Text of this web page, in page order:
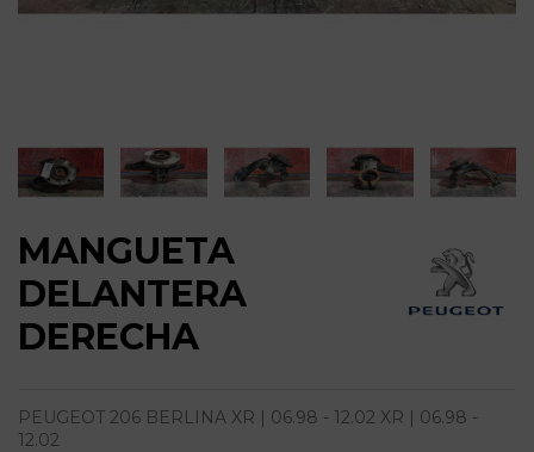
MANGUETA
DELANTERA
DERECHA
PEUGEOT 206 BERLINA XR | 06.98 - 12.02 XR | 06.98 -
12.02